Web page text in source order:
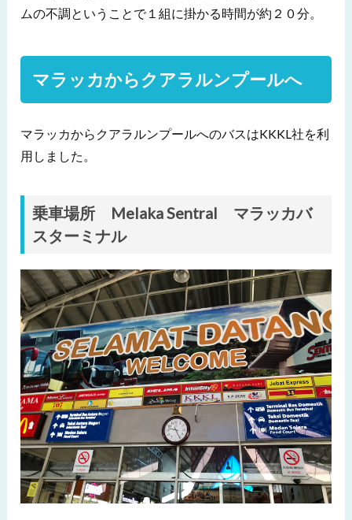
ムの不調ということで１組に掛かる時間が約２０分。
マラッカからクアラルンプールへ
マラッカからクアラルンプールへのバスはKKKL社を利
用しました。
乗車場所 Melaka Sentral マラッカバ
スターミナル